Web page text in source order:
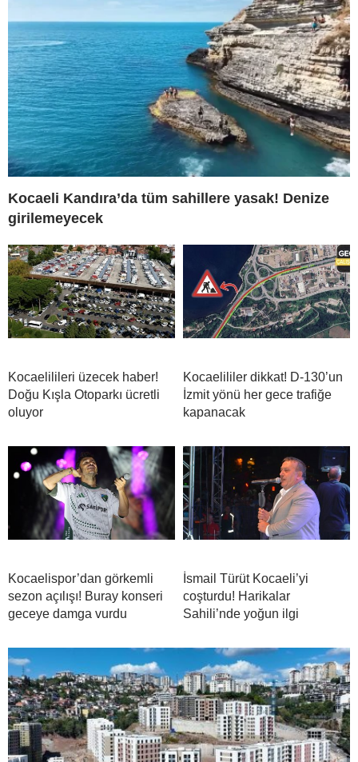
Kocaeli Kandıra’da tüm sahillere yasak! Denize
girilemeyecek
Kocaelilileri üzecek haber!
Doğu Kışla Otoparkı ücretli
oluyor
Kocaelililer dikkat! D-130’un
İzmit yönü her gece trafiğe
kapanacak
Kocaelispor’dan görkemli
sezon açılışı! Buray konseri
geceye damga vurdu
İsmail Türüt Kocaeli’yi
coşturdu! Harikalar
Sahili’nde yoğun ilgi